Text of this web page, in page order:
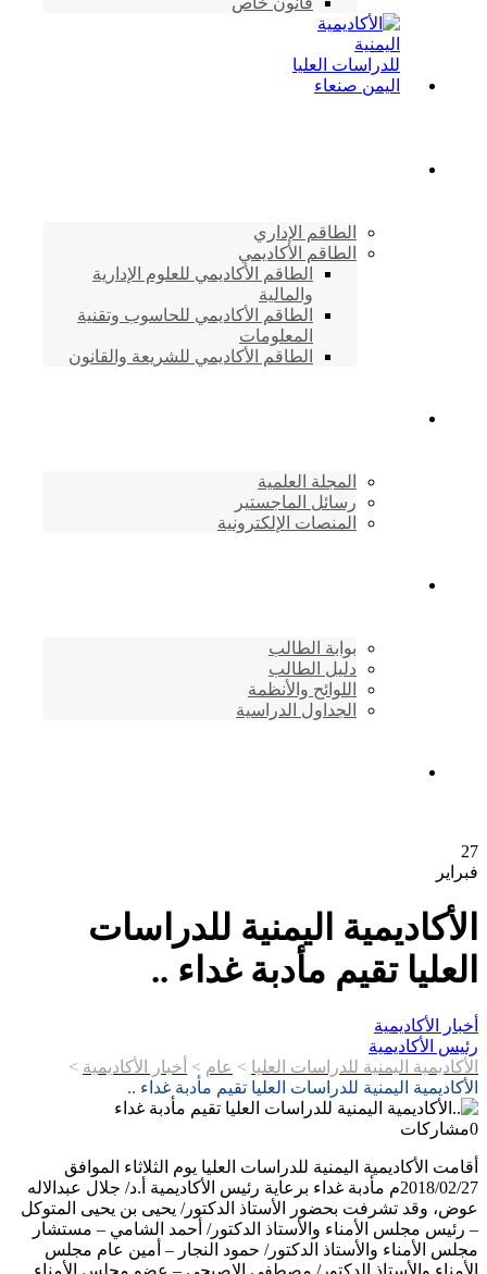
الطاقم الإداري
الطاقم الأكاديمي
الطاقم الأكاديمي للعلوم الإدارية
والمالية
الطاقم الأكاديمي للحاسوب وتقنية
المعلومات
الطاقم الأكاديمي للشريعة والقانون
المجلة العلمية
رسائل الماجستير
المنصات الإلكترونية
بوابة الطالب
دليل الطالب
اللوائح والأنظمة
الجداول الدراسية
27
فبراير
الأكاديمية اليمنية للدراسات
العليا تقيم مأدبة غداء ..
أخبار الأكاديمية
رئيس الأكاديمية
الأكاديمية اليمنية للدراسات العليا > عام > أخبار الأكاديمية >
الأكاديمية اليمنية للدراسات العليا تقيم مأدبة غداء ..
0مشاركات
أقامت الأكاديمية اليمنية للدراسات العليا يوم الثلاثاء الموافق
2018/02/27م مأدبة غداء برعاية رئيس الأكاديمية أ.د/ جلال عبدالاله
عوض، وقد تشرفت بحضور الأستاذ الدكتور/ يحيى بن يحيى المتوكل
– رئيس مجلس الأمناء والأستاذ الدكتور/ أحمد الشامي – مستشار
مجلس الأمناء والأستاذ الدكتور/ حمود النجار – أمين عام مجلس